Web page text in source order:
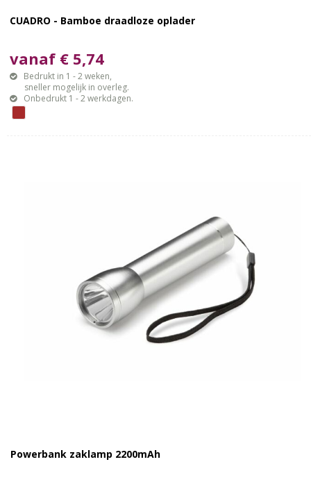
CUADRO - Bamboe draadloze oplader
vanaf € 5,74
Bedrukt in 1 - 2 weken,
sneller mogelijk in overleg.
Onbedrukt 1 - 2 werkdagen.
Powerbank zaklamp 2200mAh